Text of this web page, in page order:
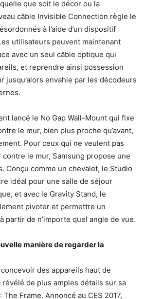
que soit le décor ou la
câble Invisible Connection règle le
à l’aide d’un dispositif
utilisateurs peuvent maintenant
avec un seul câble optique qui
et reprendre ainsi possession
jusqu’alors envahie par les décodeurs
lancé le No Gap Wall-Mount qui fixe
le mur, bien plus proche qu’avant,
Pour ceux qui ne veulent pas
le mur, Samsung propose une
Conçu comme un chevalet, le Studio
idéal pour une salle de séjour
et avec le Gravity Stand, le
pivoter et permettre un
partir de n’importe quel angle de vue.
manière de regarder la
des appareils haut de
révélé de plus amples détails sur sa
Frame. Annoncé au CES 2017,